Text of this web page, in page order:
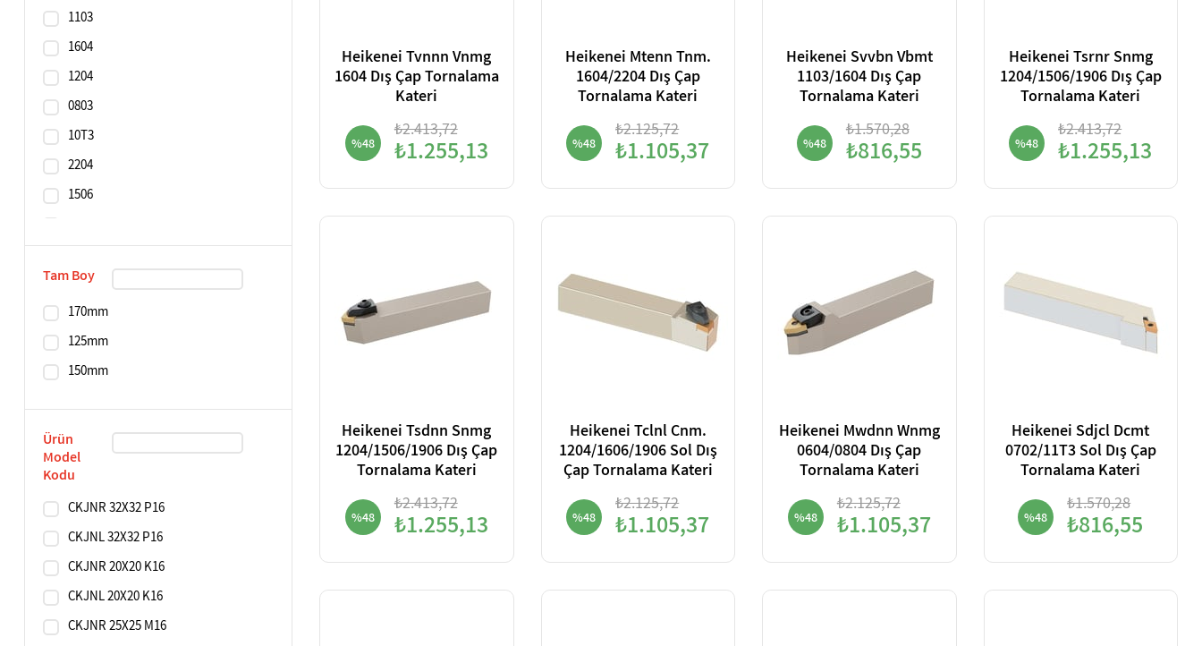
1103
1604
1204
0803
10T3
2204
1506
0602
0804
10
1606
Tam Boy
170mm
125mm
150mm
Ürün
Model
Kodu
CKJNR 32X32 P16
CKJNL 32X32 P16
CKJNR 20X20 K16
CKJNL 20X20 K16
CKJNR 25X25 M16
Heikenei Tvnnn Vnmg
1604 Dış Çap Tornalama
Kateri
%48
₺2.413,72
₺1.255,13
Heikenei Mtenn Tnm.
1604/2204 Dış Çap
Tornalama Kateri
%48
₺2.125,72
₺1.105,37
Heikenei Svvbn Vbmt
1103/1604 Dış Çap
Tornalama Kateri
%48
₺1.570,28
₺816,55
Heikenei Tsrnr Snmg
1204/1506/1906 Dış Çap
Tornalama Kateri
%48
₺2.413,72
₺1.255,13
Heikenei Tsdnn Snmg
1204/1506/1906 Dış Çap
Tornalama Kateri
%48
₺2.413,72
₺1.255,13
Heikenei Tclnl Cnm.
1204/1606/1906 Sol Dış
Çap Tornalama Kateri
%48
₺2.125,72
₺1.105,37
Heikenei Mwdnn Wnmg
0604/0804 Dış Çap
Tornalama Kateri
%48
₺2.125,72
₺1.105,37
Heikenei Sdjcl Dcmt
0702/11T3 Sol Dış Çap
Tornalama Kateri
%48
₺1.570,28
₺816,55